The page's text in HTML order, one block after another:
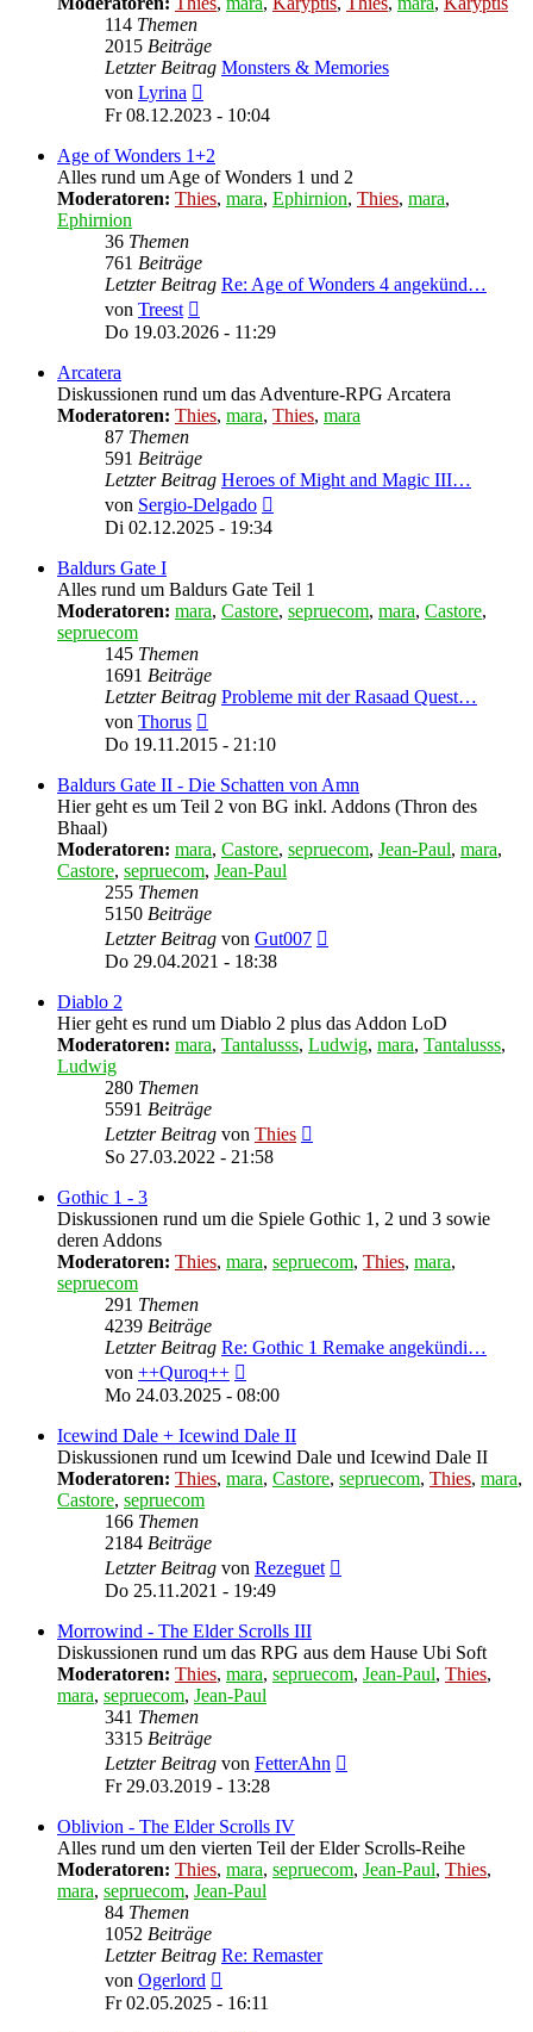
114 Themen
2015 Beiträge
Letzter Beitrag Monsters & Memories
von Lyrina
Beitrag
Fr 08.12.2023 - 10:04
Age of Wonders 1+2
Alles rund um Age of Wonders 1 und 2
Moderatoren: Thies, mara, Ephirnion, Thies, mara,
Ephirnion
36 Themen
761 Beiträge
Letzter Beitrag Re: Age of Wonders 4 angekünd…
von Treest
Beitrag
Do 19.03.2026 - 11:29
Arcatera
Diskussionen rund um das Adventure-RPG Arcatera
Moderatoren: Thies, mara, Thies, mara
87 Themen
591 Beiträge
Letzter Beitrag Heroes of Might and Magic III…
von Sergio-Delgado
Di 02.12.2025 - 19:34
Baldurs Gate I
Alles rund um Baldurs Gate Teil 1
Moderatoren: mara, Castore, sepruecom, mara, Castore,
sepruecom
145 Themen
1691 Beiträge
Letzter Beitrag Probleme mit der Rasaad Quest…
von Thorus
Beitrag
Do 19.11.2015 - 21:10
Baldurs Gate II - Die Schatten von Amn
Hier geht es um Teil 2 von BG inkl. Addons (Thron des
Bhaal)
Moderatoren: mara, Castore, sepruecom, Jean-Paul, mara,
Castore, sepruecom, Jean-Paul
255 Themen
5150 Beiträge
Letzter Beitrag von Gut007
Do 29.04.2021 - 18:38
Diablo 2
Hier geht es rund um Diablo 2 plus das Addon LoD
Moderatoren: mara, Tantalusss, Ludwig, mara, Tantalusss,
Ludwig
280 Themen
5591 Beiträge
Letzter Beitrag von Thies
So 27.03.2022 - 21:58
Gothic 1 - 3
Diskussionen rund um die Spiele Gothic 1, 2 und 3 sowie
deren Addons
Moderatoren: Thies, mara, sepruecom, Thies, mara,
sepruecom
291 Themen
4239 Beiträge
Letzter Beitrag Re: Gothic 1 Remake angekündi…
von ++Quroq++
Beitrag
Mo 24.03.2025 - 08:00
Icewind Dale + Icewind Dale II
Diskussionen rund um Icewind Dale und Icewind Dale II
Moderatoren: Thies, mara, Castore, sepruecom, Thies, mara,
Castore, sepruecom
166 Themen
2184 Beiträge
Letzter Beitrag von Rezeguet
Do 25.11.2021 - 19:49
Morrowind - The Elder Scrolls III
Diskussionen rund um das RPG aus dem Hause Ubi Soft
Moderatoren: Thies, mara, sepruecom, Jean-Paul, Thies,
mara, sepruecom, Jean-Paul
341 Themen
3315 Beiträge
Letzter Beitrag von FetterAhn
Fr 29.03.2019 - 13:28
Oblivion - The Elder Scrolls IV
Alles rund um den vierten Teil der Elder Scrolls-Reihe
Moderatoren: Thies, mara, sepruecom, Jean-Paul, Thies,
mara, sepruecom, Jean-Paul
84 Themen
1052 Beiträge
Letzter Beitrag Re: Remaster
von Ogerlord
Beitrag
Fr 02.05.2025 - 16:11